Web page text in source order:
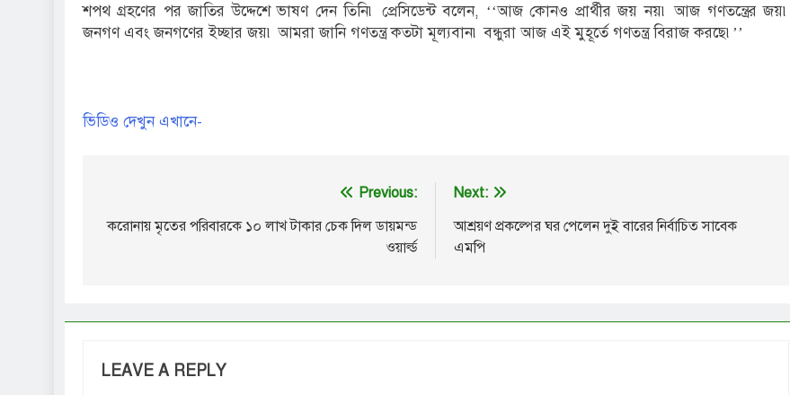
শপথ গ্রহণের পর জাতির উদ্দেশে ভাষণ দেন তিনি৷ প্রেসিডেন্ট বলেন, ‘‘আজ কোনও প্রার্থীর জয় নয়৷ আজ গণতন্ত্রের জয়৷
জনগণ এবং জনগণের ইচ্ছার জয়৷ আমরা জানি গণতন্ত্র কতটা মূল্যবান৷ বন্ধুরা আজ এই মুহূর্তে গণতন্ত্র বিরাজ করছে৷’’
ভিডিও দেখুন এখানে-
navigation
Previous:
করোনায় মৃতের পরিবারকে ১০ লাখ টাকার চেক দিল ডায়মন্ড
ওয়ার্ল্ড
Next:
আশ্রয়ণ প্রকল্পের ঘর পেলেন দুই বারের নির্বাচিত সাবেক
এমপি
LEAVE A REPLY